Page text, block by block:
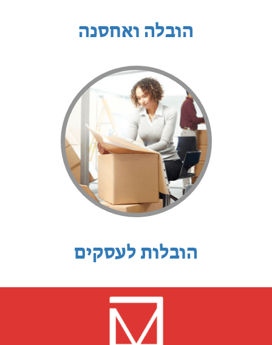
הובלה ואחסנה
הובלות לעסקים